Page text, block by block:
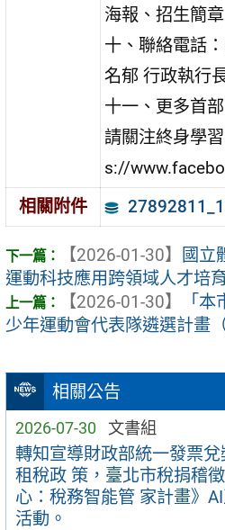
相關公告
2026-07-30 文書組
轉知宣導財政部統一發票
租稅政 策，臺北市稅捐稽
心：稅務智能管 家計畫》
活動。
海報、招生簡章
十、聯絡電話
名郁 行政執行
十一、更多首
請關注終身學
s://
相關附件
【2026-01-30】
國立
運動科技應用跨領域人才培
【2026-01-30】
「
少年運動會代表隊遴選計畫